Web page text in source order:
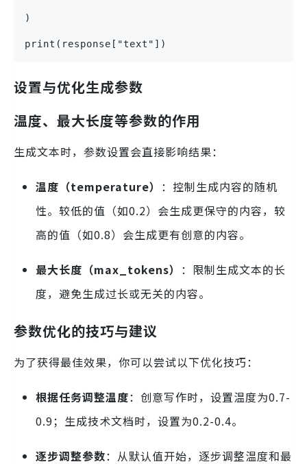
)
print(response["text"])
设置与优化生成参数
温度、最大长度等参数的作用
生成文本时，参数设置会直接影响结果：
温度（temperature） ：控制生成内容的随机
性。较低的值（如0.2）会生成更保守的内容，较
高的值（如0.8）会生成更有创意的内容。
最大长度（max_tokens） ：限制生成文本的长
度，避免生成过长或无关的内容。
参数优化的技巧与建议
为了获得最佳效果，你可以尝试以下优化技巧：
根据任务调整温度：创意写作时，设置温度为0.7-
0.9；生成技术文档时，设置为0.2-0.4。
逐步调整参数：从默认值开始，逐步调整温度和最